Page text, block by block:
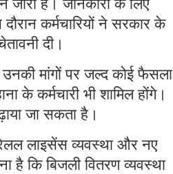
जारी है। जानकारी के लिए
कर्मचारियों ने सरकार के
दी।
मांगों पर जल्द कोई फैसला
के कर्मचारी भी शामिल होंगे।
जा सकता है।
लाइसेंस व्यवस्था और नए
है कि बिजली वितरण व्यवस्था